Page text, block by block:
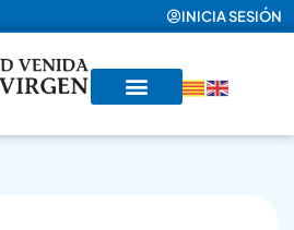
INICIA SESIÓN